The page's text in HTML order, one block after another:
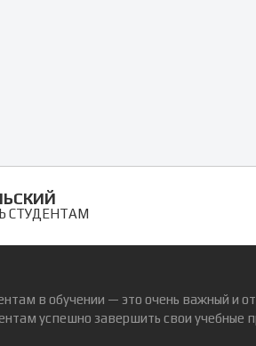
СТУДЕНТАМ
в обучении — это очень важный и
успешно завершить свои учебные